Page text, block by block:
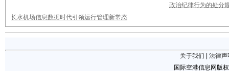
政治纪律行为的处分
长水机场信息数据时代引领运行管理新常态
关于我们
法律声
国际空港信息网版